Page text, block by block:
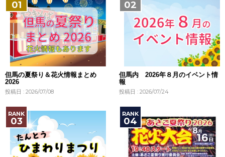
但馬の夏祭り＆花火情報まとめ
2026
投稿日 : 2026/07/08
但馬内 2026年８月のイベント情
報
投稿日 : 2026/07/24